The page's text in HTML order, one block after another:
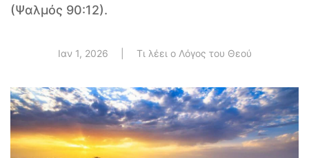
(Ψαλμός 90:12).
Ιαν 1, 2026 Τι λέει ο Λόγος του Θεού